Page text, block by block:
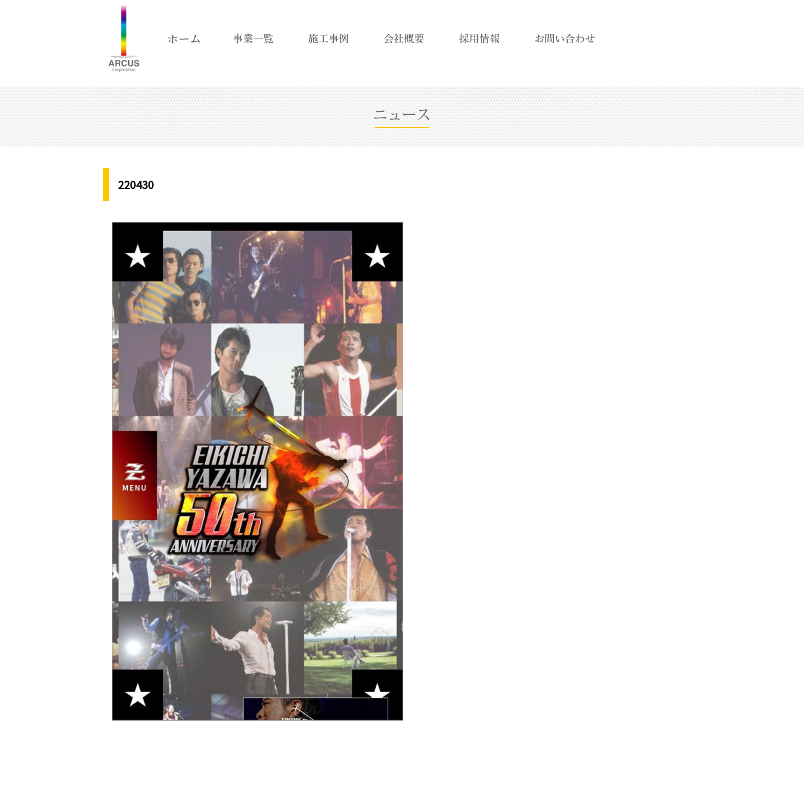
220430